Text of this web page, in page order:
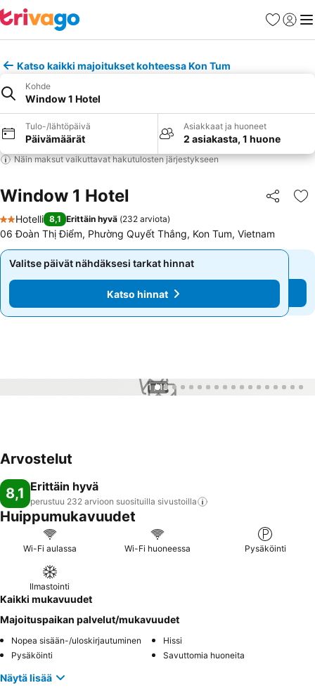
Suosikit
Katso kaikki majoitukset kohteessa Kon Tum
Kohde
Window 1 Hotel
Tulo-/lähtöpäivä
Päivämäärät
Asiakkaat ja huoneet
2 asiakasta, 1 huone
Näin maksut vaikuttavat hakutulosten järjestykseen
Window 1 Hotel Jaa
2 Tähtiluokitus
Hotelli 8,1 Erittäin hyvä (232 arviota)
06 Đoàn Thị Điểm, Phường Quyết Thắng, Kon Tum, Vietnam
Valitse päivät nähdäksesi tarkat hinnat
Katso hinnat
Valitse päivät nähdäksesi tarkat hinnat
Katso hinnat
1 / 18
Arvostelut
8,1 Erittäin hyvä
perustuu 232 arvioon suosituilla sivustoilla
Huippumukavuudet
Wi-Fi aulassa Wi-Fi huoneessa Pysäköinti
Ilmastointi
Kaikki mukavuudet
Majoituspaikan palvelut/mukavuudet
Nopea sisään-/uloskirjautuminen
Hissi
Pysäköinti
Savuttomia huoneita
Näytä lisää